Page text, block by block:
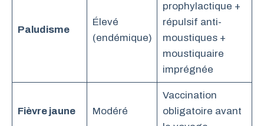
Paludisme
Élevé
(endémique)
prophylactique +
répulsif anti-
moustiques +
moustiquaire
imprégnée
Fièvre jaune Modéré
Vaccination
obligatoire avant